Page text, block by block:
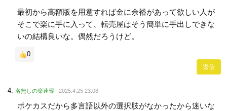
最初から高額版を用意すれば金に余裕があって欲しい人が
そこで楽に手に入って、転売屋はそう簡単に手出しできな
いの結構良いな。偶然だろうけど。
0
返信
名無しの楽速報 2025.4.25 23:08
ポケカスだから多言語以外の選択肢がなかったから迷いな